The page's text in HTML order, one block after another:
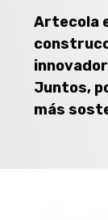
Artecola
Juntos,
más